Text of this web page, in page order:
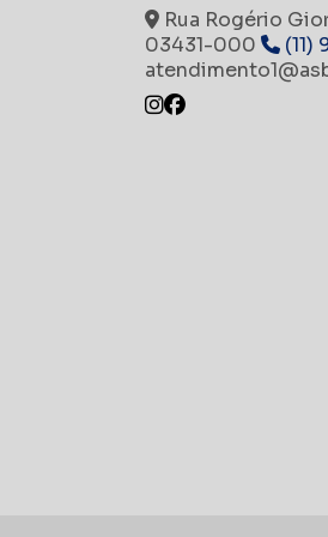
Rua Rogério
03431-000
(11)